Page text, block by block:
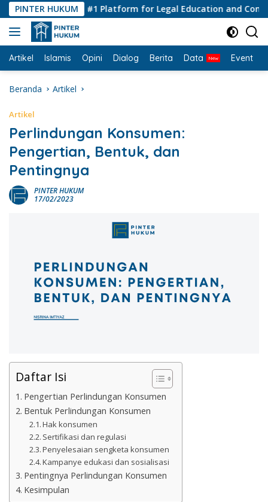
Langsung
ke
konten
PINTER HUKUM#1 Platform for Legal Education and Consulting
Artikel Islamis Opini Dialog Berita Data Event
Beranda Artikel
Artikel
Perlindungan Konsumen:
Pengertian, Bentuk, dan
Pentingnya
PINTER HUKUM
17/02/2023
Daftar Isi
Pengertian Perlindungan Konsumen
Bentuk Perlindungan Konsumen
Hak konsumen
Sertifikasi dan regulasi
Penyelesaian sengketa konsumen
Kampanye edukasi dan sosialisasi
Pentingnya Perlindungan Konsumen
Kesimpulan